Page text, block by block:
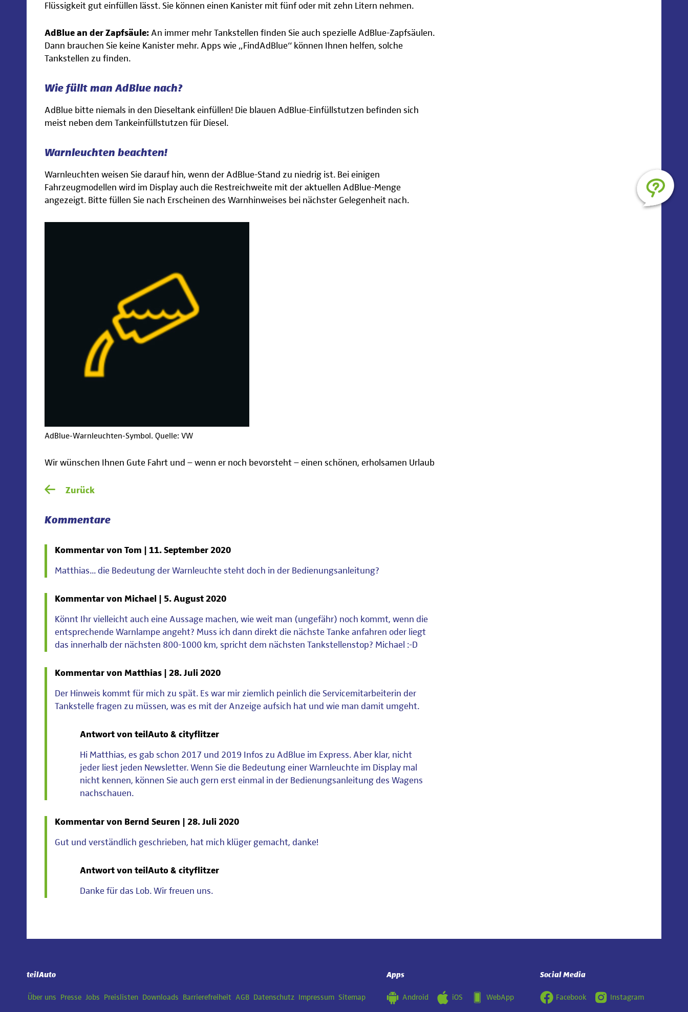
Flüssigkeit gut einfüllen lässt. Sie können einen Kanister mit fünf oder mit zehn Litern nehmen.
AdBlue an der Zapfsäule: An immer mehr Tankstellen finden Sie auch spezielle AdBlue-Zapfsäulen.
Dann brauchen Sie keine Kanister mehr. Apps wie „FindAdBlue“ können Ihnen helfen, solche
Tankstellen zu finden.
Wie füllt man AdBlue nach?
AdBlue bitte niemals in den Dieseltank einfüllen! Die blauen AdBlue-Einfüllstutzen befinden sich
meist neben dem Tankeinfüllstutzen für Diesel.
Warnleuchten beachten!
Warnleuchten weisen Sie darauf hin, wenn der AdBlue-Stand zu niedrig ist. Bei einigen
Fahrzeugmodellen wird im Display auch die Restreichweite mit der aktuellen AdBlue-Menge
angezeigt. Bitte füllen Sie nach Erscheinen des Warnhinweises bei nächster Gelegenheit nach.
AdBlue-Warnleuchten-Symbol. Quelle: VW
Wir wünschen Ihnen Gute Fahrt und – wenn er noch bevorsteht – einen schönen, erholsamen Urlaub
Zurück
Kommentare
Kommentar von Tom | 11. September 2020
Matthias... die Bedeutung der Warnleuchte steht doch in der Bedienungsanleitung?
Kommentar von Michael | 5. August 2020
Könnt Ihr vielleicht auch eine Aussage machen, wie weit man (ungefähr) noch kommt, wenn die
entsprechende Warnlampe angeht? Muss ich dann direkt die nächste Tanke anfahren oder liegt
das innerhalb der nächsten 800-1000 km, spricht dem nächsten Tankstellenstop? Michael :-D
Kommentar von Matthias | 28. Juli 2020
Der Hinweis kommt für mich zu spät. Es war mir ziemlich peinlich die Servicemitarbeiterin der
Tankstelle fragen zu müssen, was es mit der Anzeige aufsich hat und wie man damit umgeht.
Antwort von teilAuto & cityflitzer
Hi Matthias, es gab schon 2017 und 2019 Infos zu AdBlue im Express. Aber klar, nicht
jeder liest jeden Newsletter. Wenn Sie die Bedeutung einer Warnleuchte im Display mal
nicht kennen, können Sie auch gern erst einmal in der Bedienungsanleitung des Wagens
nachschauen.
Kommentar von Bernd Seuren | 28. Juli 2020
Gut und verständlich geschrieben, hat mich klüger gemacht, danke!
Antwort von teilAuto & cityflitzer
Danke für das Lob. Wir freuen uns.
teilAuto
Navigation
Über uns Presse Jobs Preislisten Downloads Barrierefreiheit AGB Datenschutz Impressum Sitemap
Apps
Android iOS WebApp
Social Media
Facebook Instagram